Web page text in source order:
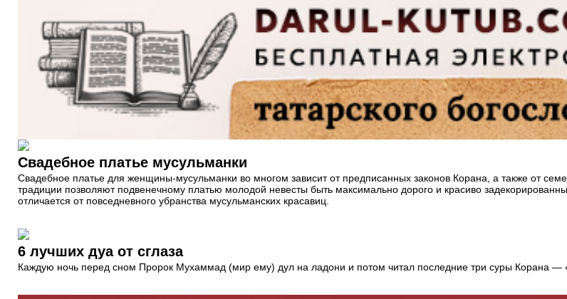
Свадебное платье мусульманки
Свадебное платье для женщины-мусульманки во многом зависит от предписанных законов Корана, а также от
традиции позволяют подвенечному платью молодой невесты быть максимально дорого и красиво
отличается от повседневного убранства мусульманских красавиц.
6 лучших дуа от сглаза
Каждую ночь перед сном Пророк Мухаммад (мир ему) дул на ладони и потом читал последние три суры Корана —